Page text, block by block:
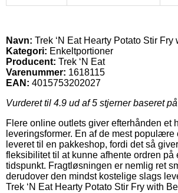
Navn: Trek ‘N Eat Hearty Potato Stir Fry
Kategori: Enkeltportioner
Producent: Trek ‘N Eat
Varenummer: 1618115
EAN: 4015753202027
Vurderet til 4.9 ud af 5 stjerner baseret på
Flere online outlets giver efterhånden et
leveringsformer. En af de mest populære
leveret til en pakkeshop, fordi det så
fleksibilitet til at kunne afhente ordren på
tidspunkt. Fragtløsningen er nemlig ret
derudover den mindst kostelige slags
Trek ‘N Eat Hearty Potato Stir Fry with